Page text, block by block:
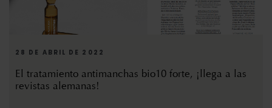
28 DE ABRIL DE 2022
El tratamiento antimanchas bio10 forte, ¡llega a las
revistas alemanas!